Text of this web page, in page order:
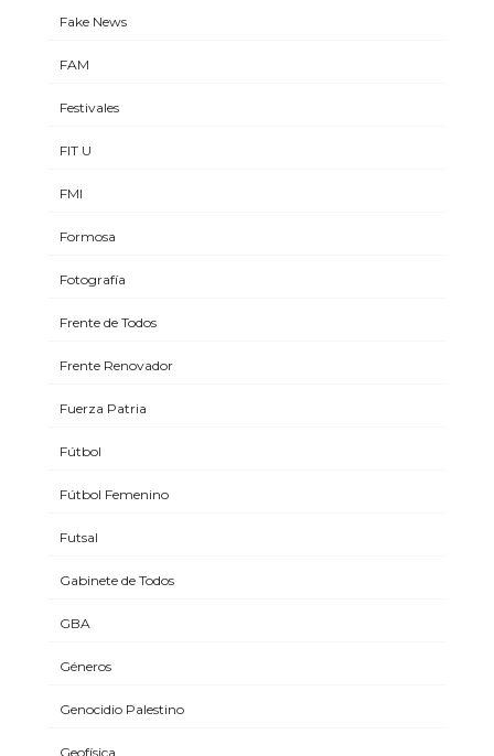
Fake News
FAM
Festivales
FIT U
FMI
Formosa
Fotografía
Frente de Todos
Frente Renovador
Fuerza Patria
Fútbol
Fútbol Femenino
Futsal
Gabinete de Todos
GBA
Géneros
Genocidio Palestino
Geofísica